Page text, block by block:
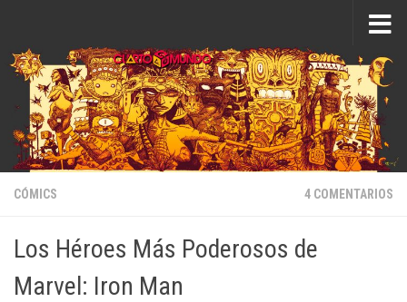
CÓMICS 4 COMENTARIOS
Los Héroes Más Poderosos de
Marvel: Iron Man